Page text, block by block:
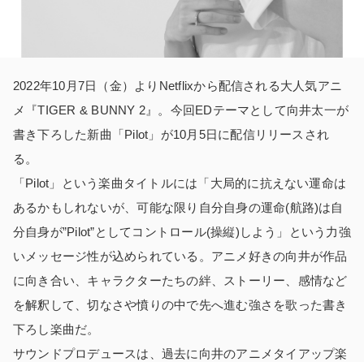
2022年10月7日（金）よりNetflixから配信される大人気アニ
メ『TIGER & BUNNY 2』。今回EDテーマとして向井太一が
書き下ろした新曲「Pilot」が10月5日に配信リリースされ
る。
「Pilot」という楽曲タイトルには「大局的に抗えない運命は
あるかもしれないが、可能な限り自分自身の運命(航路)は自
分自身が”Pilot”としてコントロール(操縦)しよう」という力強
いメッセージ性が込められている。アニメ好きの向井が作品
に向き合い、キャラクターたちの絆、ストーリー、感情など
を解釈して、切なさや憤りの中で先へ進む強さを歌った書き
下ろし楽曲だ。
サウンドプロデュースは、過去に向井のアニメタイアップ楽